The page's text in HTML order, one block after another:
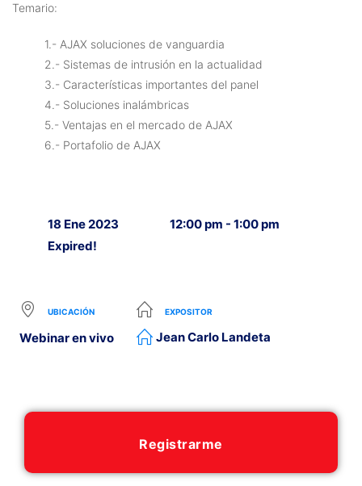
Temario:
1.- AJAX soluciones de vanguardia
2.- Sistemas de intrusión en la actualidad
3.- Características importantes del panel
4.- Soluciones inalámbricas
5.- Ventajas en el mercado de AJAX
6.- Portafolio de AJAX
18 Ene 2023
Expired!
12:00 pm - 1:00 pm
UBICACIÓN
Webinar en vivo
EXPOSITOR
Jean Carlo Landeta
Registrarme